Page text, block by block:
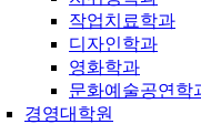
작업치료학과
디자인학과
영화학과
문화예술공연학
경영대학원